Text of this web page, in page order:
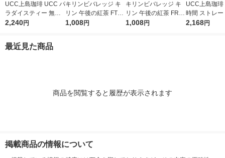
UCC上島珈琲 UCC パ
ラダイスティー 無糖
1000ml 1箱（6本入）
2,240円
キリンビバレッジ キ
リン 午後の紅茶 FTUI
TS ＆ ICE TEA （フ
1,008円
キリンビバレッジ キ
リン 午後の紅茶 FRUI
TS ＆ ICE TEA （フ
1,008円
UCC上島珈琲
時間 ストレー
ー 無糖
2,168円
最近見た商品
商品を閲覧すると履歴が表示されます
掲載商品の情報について